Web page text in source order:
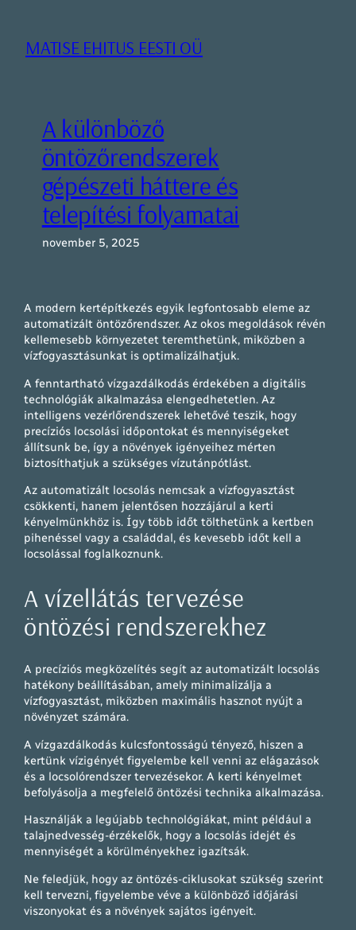
juurdeMATISE EHITUS EESTI OÜ
A különböző
öntözőrendszerek
gépészeti háttere és
telepítési folyamatai
november 5, 2025
A modern kertépítkezés egyik legfontosabb eleme az
automatizált öntözőrendszer. Az okos megoldások révén
kellemesebb környezetet teremthetünk, miközben a
vízfogyasztásunkat is optimalizálhatjuk.
A fenntartható vízgazdálkodás érdekében a digitális
technológiák alkalmazása elengedhetetlen. Az
intelligens vezérlőrendszerek lehetővé teszik, hogy
precíziós locsolási időpontokat és mennyiségeket
állítsunk be, így a növények igényeihez mérten
biztosíthatjuk a szükséges vízutánpótlást.
Az automatizált locsolás nemcsak a vízfogyasztást
csökkenti, hanem jelentősen hozzájárul a kerti
kényelmünkhöz is. Így több időt tölthetünk a kertben
pihenéssel vagy a családdal, és kevesebb időt kell a
locsolással foglalkoznunk.
A vízellátás tervezése
öntözési rendszerekhez
A precíziós megközelítés segít az automatizált locsolás
hatékony beállításában, amely minimalizálja a
vízfogyasztást, miközben maximális hasznot nyújt a
növényzet számára.
A vízgazdálkodás kulcsfontosságú tényező, hiszen a
kertünk vízigényét figyelembe kell venni az elágazások
és a locsolórendszer tervezésekor. A kerti kényelmet
befolyásolja a megfelelő öntözési technika alkalmazása.
Használják a legújabb technológiákat, mint például a
talajnedvesség-érzékelők, hogy a locsolás idejét és
mennyiségét a körülményekhez igazítsák.
Ne feledjük, hogy az öntözés-ciklusokat szükség szerint
kell tervezni, figyelembe véve a különböző időjárási
viszonyokat és a növények sajátos igényeit.